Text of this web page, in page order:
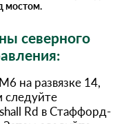
мостом.
северного
на развязке 14,
следуйте
Rd в Стаффорд-